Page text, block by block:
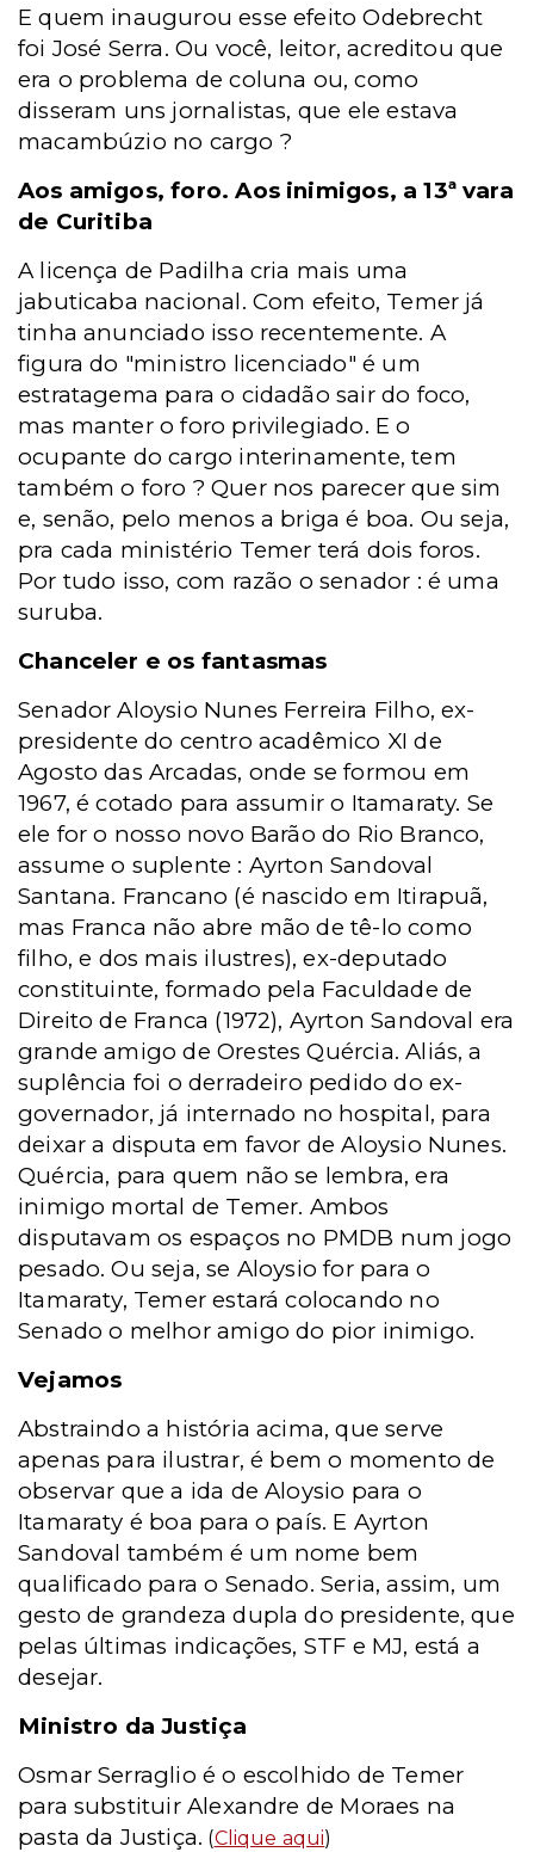
E quem inaugurou esse efeito Odebrecht
foi José Serra. Ou você, leitor, acreditou que
era o problema de coluna ou, como
disseram uns jornalistas, que ele estava
macambúzio no cargo ?
Aos amigos, foro. Aos inimigos, a 13ª vara
de Curitiba
A licença de Padilha cria mais uma
jabuticaba nacional. Com efeito, Temer já
tinha anunciado isso recentemente. A
figura do "ministro licenciado" é um
estratagema para o cidadão sair do foco,
mas manter o foro privilegiado. E o
ocupante do cargo interinamente, tem
também o foro ? Quer nos parecer que sim
e, senão, pelo menos a briga é boa. Ou seja,
pra cada ministério Temer terá dois foros.
Por tudo isso, com razão o senador : é uma
suruba.
Chanceler e os fantasmas
Senador Aloysio Nunes Ferreira Filho, ex-
presidente do centro acadêmico XI de
Agosto das Arcadas, onde se formou em
1967, é cotado para assumir o Itamaraty. Se
ele for o nosso novo Barão do Rio Branco,
assume o suplente : Ayrton Sandoval
Santana. Francano (é nascido em Itirapuã,
mas Franca não abre mão de tê-lo como
filho, e dos mais ilustres), ex-deputado
constituinte, formado pela Faculdade de
Direito de Franca (1972), Ayrton Sandoval era
grande amigo de Orestes Quércia. Aliás, a
suplência foi o derradeiro pedido do ex-
governador, já internado no hospital, para
deixar a disputa em favor de Aloysio Nunes.
Quércia, para quem não se lembra, era
inimigo mortal de Temer. Ambos
disputavam os espaços no PMDB num jogo
pesado. Ou seja, se Aloysio for para o
Itamaraty, Temer estará colocando no
Senado o melhor amigo do pior inimigo.
Vejamos
Abstraindo a história acima, que serve
apenas para ilustrar, é bem o momento de
observar que a ida de Aloysio para o
Itamaraty é boa para o país. E Ayrton
Sandoval também é um nome bem
qualificado para o Senado. Seria, assim, um
gesto de grandeza dupla do presidente, que
pelas últimas indicações, STF e MJ, está a
desejar.
Ministro da Justiça
Osmar Serraglio é o escolhido de Temer
para substituir Alexandre de Moraes na
pasta da Justiça. (Clique aqui)